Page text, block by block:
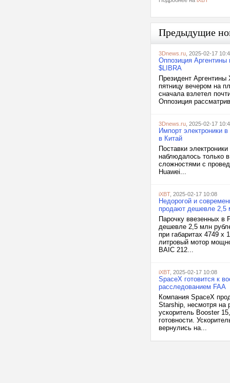
Предыдущие
3Dnews.ru , 2025-02-17
Оппозиция
$LIBRA
Президент
пятницу вечером на
сначала взлетел
Оппозиция
3Dnews.ru , 2025-02-17
Импорт электроники
в Китай
Поставки
наблюдалось только
сложностями с
Huawei...
iXBT, 2025-02-17 10:08
Недорогой и
продают дешевле 2,5
Парочку ввезенных в
дешевле 2,5 млн
при габаритах 4749 х
литровый мотор
BAIC 212...
iXBT, 2025-02-17 10:08
SpaceX готовится к
расследованием FAA
Компания SpaceX
Starship, несмотря на
ускоритель Booster
готовности.
вернулись на...